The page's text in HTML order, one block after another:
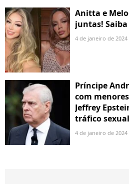
Anitta e
juntas!
4 de janeiro de 2024
Príncipe
com
Jeffrey
tráfico sexual
4 de janeiro de 2024